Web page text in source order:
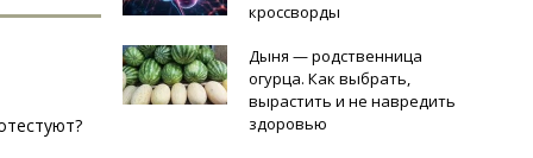
кроссворды
Дыня — родственница
огурца. Как выбрать,
вырастить и не навредить
здоровью